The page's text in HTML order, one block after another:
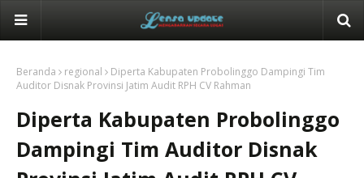
Beranda regional
Diperta Kabupaten Probolinggo Dampingi Tim
Auditor Disnak Provinsi Jatim Audit RPH CV Rahman
Diperta Kabupaten Probolinggo
Dampingi Tim Auditor Disnak